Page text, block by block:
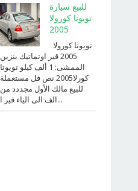
للبيع سيارة
تويوتا كورولا
2005
2005 قير اوتماتيك بنزين
الممشى: 1 ألف كيلو تويوتا
كورلا2005 نص فل مستعملة
للبيع مالك الأول مجددد من
الف الى الياء قير ا...